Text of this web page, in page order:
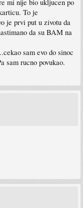
mi nije bio ukljucen po
To je
je prvi put u zivotu da
da su BAM na
sam evo do sinoc
sam rucno povukao.